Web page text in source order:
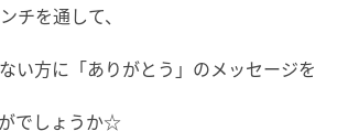
チを通して、
い方に「ありがとう」のメッセージを
でしょうか☆